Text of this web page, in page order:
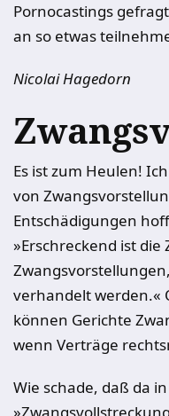
Pornocastings
an so etwas
Nicolai Hagedorn
Es ist zum Heulen!
von
Entschädigungen
»Erschreckend ist die
verhandelt werden.«
können Gerichte
wenn Verträge
Wie schade, daß da